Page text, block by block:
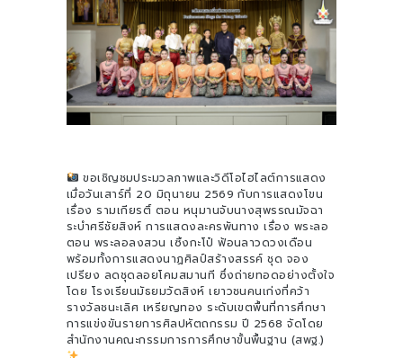
ขอเชิญชมประมวลภาพและวิดีโอไฮไลต์การแสดง
เมื่อวันเสาร์ที่ 20 มิถุนายน 2569 กับการแสดงโขน
เรื่อง รามเกียรติ์ ตอน หนุมานจับนางสุพรรณมัจฉา
ระบำศรีชัยสิงห์ การแสดงละครพันทาง เรื่อง พระลอ
ตอน พระลอลงสวน เซิ้งกะโป๋ ฟ้อนลาวดวงเดือน
พร้อมทั้งการแสดงนาฏศิลป์สร้างสรรค์ ชุด จอง
เปรียง ลดชุดลอยโคมสมานที ซึ่งถ่ายทอดอย่างตั้งใจ
โดย โรงเรียนมัธยมวัดสิงห์ เยาวชนคนเก่งที่คว้า
รางวัลชนะเลิศ เหรียญทอง ระดับเขตพื้นที่การศึกษา
การแข่งขันรายการศิลปหัตถกรรม ปี 2568 จัดโดย
สำนักงานคณะกรรมการการศึกษาขั้นพื้นฐาน (สพฐ.)